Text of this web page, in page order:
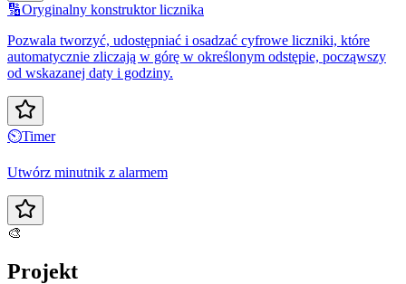
🔢Oryginalny konstruktor licznika
Pozwala tworzyć, udostępniać i osadzać cyfrowe liczniki, które
automatycznie zliczają w górę w określonym odstępie, począwszy
od wskazanej daty i godziny.
⏲️Timer
Utwórz minutnik z alarmem
🎨
Projekt